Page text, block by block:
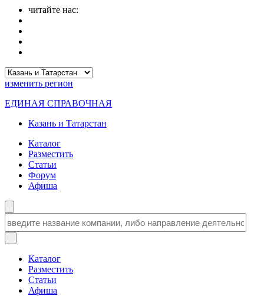
читайте нас:
изменить регион
ЕДИНАЯ СПРАВОЧНАЯ
Казань и Татарстан
Каталог
Разместить
Статьи
Форум
Афиша
Каталог
Разместить
Статьи
Афиша